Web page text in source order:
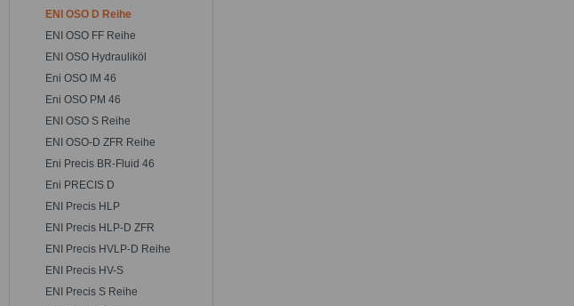
ENI OSO D Reihe
ENI OSO FF Reihe
ENI OSO Hydrauliköl
Eni OSO IM 46
Eni OSO PM 46
ENI OSO S Reihe
ENI OSO-D ZFR Reihe
Eni Precis BR-Fluid 46
Eni PRECIS D
ENI Precis HLP
ENI Precis HLP-D ZFR
ENI Precis HVLP-D Reihe
ENI Precis HV-S
ENI Precis S Reihe